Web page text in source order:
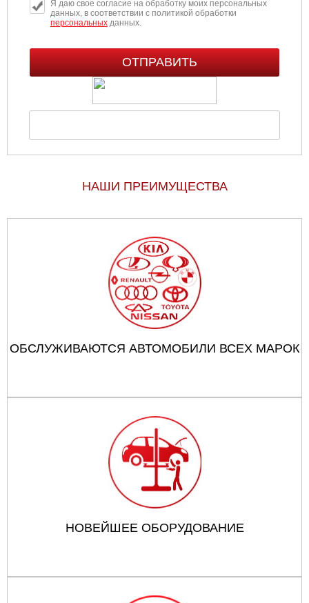
Я даю свое согласие на обработку моих персональных
данных, в соответствии с политикой обработки
персональныхданных.
НАШИ ПРЕИМУЩЕСТВА
ОБСЛУЖИВАЮТСЯ АВТОМОБИЛИ ВСЕХ МАРОК
НОВЕЙШЕЕ ОБОРУДОВАНИЕ